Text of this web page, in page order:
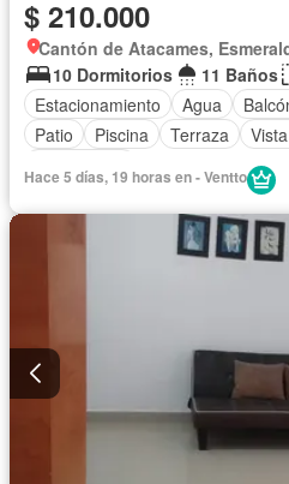
$ 210.000
Cantón de Atacames,
10 Dormitorios
11 Baños
Estacionamiento
Agua
Patio
Piscina Terraza
Hace 5 días, 19 horas en - Ventto